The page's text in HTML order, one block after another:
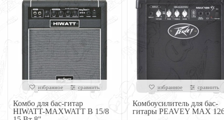
избранное сравнить
Комбо для бас-гитар
HIWATT-MAXWATT B 15/8
избранное сравнить
Комбоусилитель для бас-
гитары PEAVEY MAX